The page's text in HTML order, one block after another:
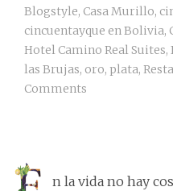
Blogstyle, Casa Murillo,
cincuentayque en Bolivia,
Hotel Camino Real Suites,
las Brujas, oro, plata,
Comments
n la vida no hay